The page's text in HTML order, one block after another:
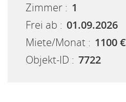
Zimmer : 1
Frei ab : 01.09.2026
Miete/Monat : 1100 €
Objekt-ID : 7722